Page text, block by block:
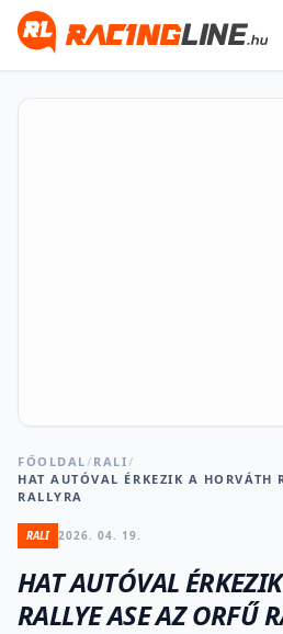
FŐOLDAL/ RALI/
HAT AUTÓVAL ÉRKEZIK A HORVÁTH
RALLYRA
RALI 2026. 04. 19.
HAT AUTÓVAL
RALLYE ASE AZ ORFŰ